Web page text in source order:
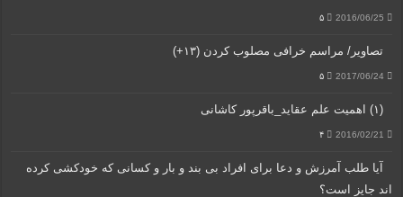
2016/06/25 ۵
تصاویر/ مراسم خرافی مصلوب کردن (۱۳+)
2017/06/24 ۵
(۱) اهمیت علم عقاید_باقرپور کاشانی
2016/02/21 ۴
آیا طلب آمرزش و دعا برای افراد بی بند و بار و کسانی که خودکشی کرده
اند جایز است؟